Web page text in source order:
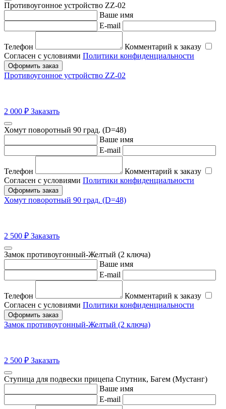
Противоугонное устройство ZZ-02
Ваше имя
E-mail
Телефон
Комментарий к заказу
Согласен с условиями Политики конфиденциальности
Оформить заказ
Противоугонное устройство ZZ-02
2 000 ₽ Заказать
Хомут поворотный 90 град. (D=48)
Ваше имя
E-mail
Телефон
Комментарий к заказу
Согласен с условиями Политики конфиденциальности
Оформить заказ
Хомут поворотный 90 град. (D=48)
2 500 ₽ Заказать
Замок противоугонный-Желтый (2 ключа)
Ваше имя
E-mail
Телефон
Комментарий к заказу
Согласен с условиями Политики конфиденциальности
Оформить заказ
Замок противоугонный-Желтый (2 ключа)
2 500 ₽ Заказать
Ступица для подвески прицепа Спутник, Багем (Мустанг)
Ваше имя
E-mail